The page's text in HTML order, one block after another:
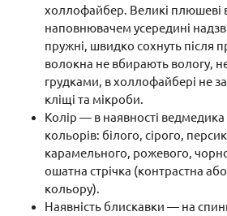
холлофайбер. Великі плюшеві
наповнювачем усередині
пружні, швидко сохнуть після
волокна не вбирають вологу,
грудками, в холлофайбері не
кліщі та мікроби.
Колір — в наявності
кольорів: білого, сірого,
карамельного, рожевого,
ошатна стрічка (контрастна
кольору).
Наявність блискавки — на